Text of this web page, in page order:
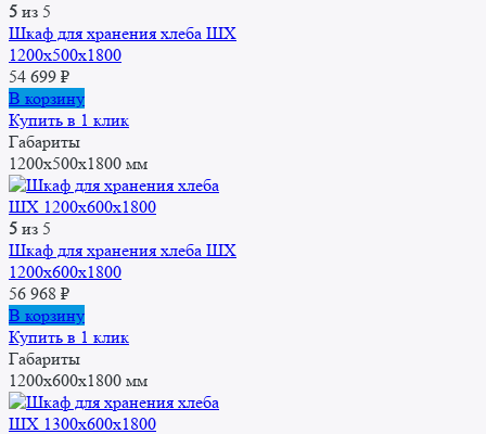
5 из 5
Шкаф для хранения хлеба ШХ
1200x500x1800
54 699 ₽
В корзину
Купить в 1 клик
Габариты
1200x500x1800 мм
5 из 5
Шкаф для хранения хлеба ШХ
1200x600x1800
56 968 ₽
В корзину
Купить в 1 клик
Габариты
1200x600x1800 мм